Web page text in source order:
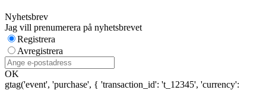
Nyhetsbrev
Jag vill prenumerera på nyhetsbrevet
Registrera
Avregistrera
OK
gtag('event', 'purchase', { 'transaction_id': 't_12345', 'currency':